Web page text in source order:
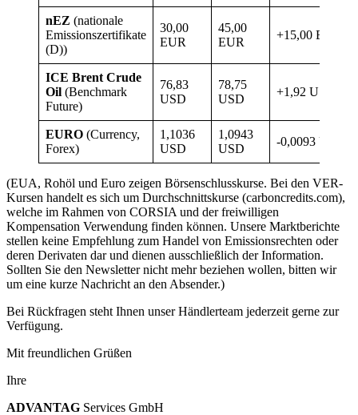
nEZ (nationale
Emissionszertifikate
(D))
30,00
EUR
45,00
EUR
+15,00 EUR
ICE Brent Crude
Oil (Benchmark
Future)
76,83
USD
78,75
USD
+1,92 USD
EURO (Currency,
Forex)
1,1036
USD
1,0943
USD
-0,0093 USD
(EUA, Rohöl und Euro zeigen Börsenschlusskurse. Bei den VER-
Kursen handelt es sich um Durchschnittskurse (carboncredits.com),
welche im Rahmen von CORSIA und der freiwilligen
Kompensation Verwendung finden können. Unsere Marktberichte
stellen keine Empfehlung zum Handel von Emissionsrechten oder
deren Derivaten dar und dienen ausschließlich der Information.
Sollten Sie den Newsletter nicht mehr beziehen wollen, bitten wir
um eine kurze Nachricht an den Absender.)
Bei Rückfragen steht Ihnen unser Händlerteam jederzeit gerne zur
Verfügung.
Mit freundlichen Grüßen
Ihre
ADVANTAG Services GmbH